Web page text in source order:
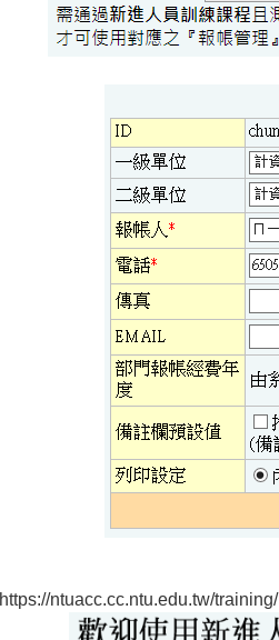
https://ntuacc.cc.ntu.edu.tw/training/